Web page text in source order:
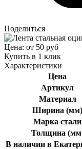
Поделиться
Цена: от 50 руб
Купить в 1 клик
Характеристики
Цена
Артикул
Материал
Ширина (мм)
Марка стали
Толщина
В наличии в